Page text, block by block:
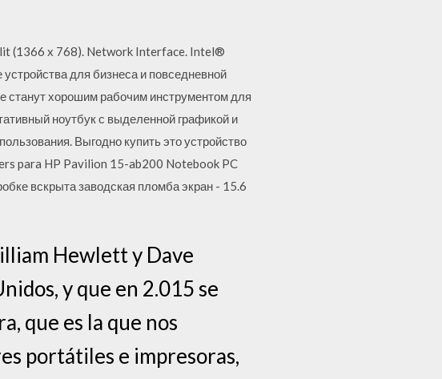
(1366 x 768). Network Interface. Intel®
для бизнеса и повседневной
хорошим рабочим инструментом для
ноутбук с выделенной графикой и
Выгодно купить это устройство
para HP Pavilion 15-ab200 Notebook PC
вскрыта заводская пломба экран - 15.6
Hewlett y Dave
y que en 2.015 se
que es la que nos
portátiles e impresoras,